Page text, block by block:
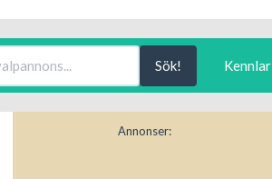
Kennlar
Annonser: